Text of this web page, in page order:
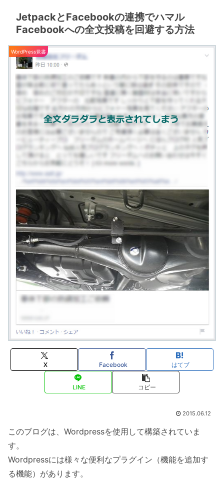
JetpackとFacebookの連携でハマル
Facebookへの全文投稿を回避する方法
WordPress覚書
X Facebook はてブ
LINE コピー
2015.06.12
このブログは、Wordpressを使用して構築されていま
す。
Wordpressには様々な便利なプラグイン（機能を追加す
る機能）があります。